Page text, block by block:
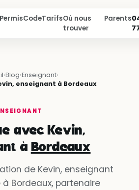
PermisCodeTarifsOù nous
trouver
Parents
›Blog›Enseignant›
enseignant à Bordeaux
avec Kevin,
à Bordeaux
de Kevin, enseignant
Bordeaux, partenaire